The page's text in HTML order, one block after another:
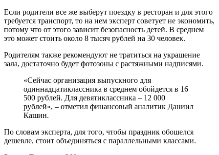
Если родители все же выберут поездку в ресторан и для этого
требуется транспорт, то на нем эксперт советует не экономить,
потому что от этого зависит безопасность детей. В среднем
это может стоить около 8 тысяч рублей на 30 человек.
Родителям также рекомендуют не тратиться на украшение
зала, достаточно будет фотозоны с растяжными надписями.
«Сейчас организация выпускного для
одиннадцатиклассника в среднем обойдется в 16
500 рублей. Для девятиклассника – 12 000
рублей», – отметил финансовый аналитик Даниил
Кашин.
По словам эксперта, для того, чтобы праздник обошелся
дешевле, стоит объединяться с параллельными классами.